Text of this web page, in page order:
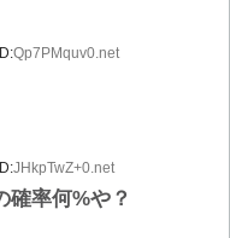
ID:Qp7PMquv0.net
ID:JHkpTwZ+0.net
率何%や？